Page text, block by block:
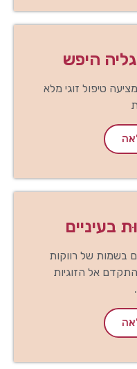
היפש
טיפול זוגי מלא
בעיניים
בשמות של רווקות
אל הזוגיות